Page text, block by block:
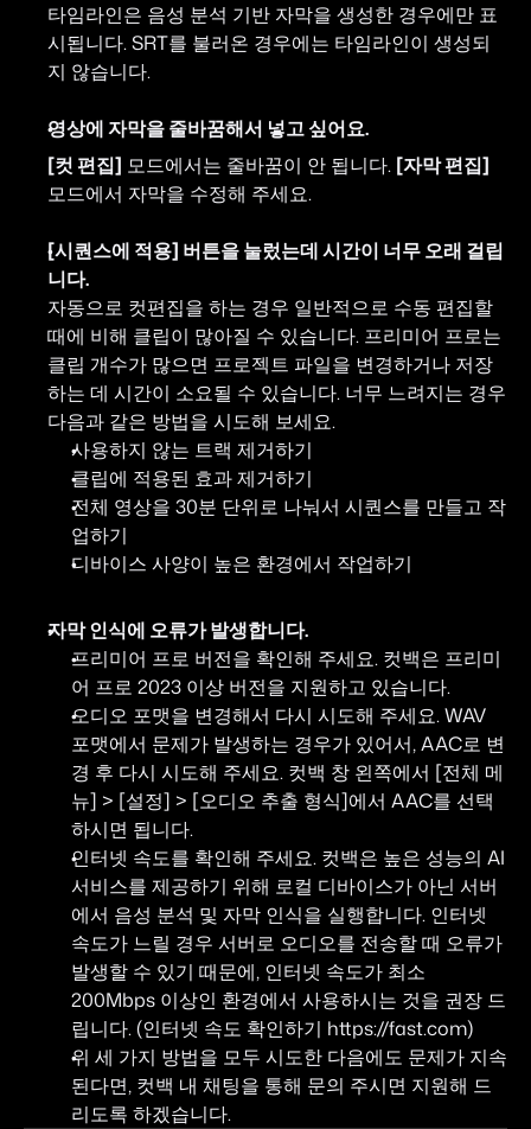
타임라인은 음성 분석 기반 자막을 생성한 경우에만 표
시됩니다. SRT를 불러온 경우에는 타임라인이 생성되
지 않습니다.
영상에 자막을 줄바꿈해서 넣고 싶어요.
[컷 편집] 모드에서는 줄바꿈이 안 됩니다. [자막 편집]
모드에서 자막을 수정해 주세요.
[시퀀스에 적용] 버튼을 눌렀는데 시간이 너무 오래 걸립
니다.
자동으로 컷편집을 하는 경우 일반적으로 수동 편집할
때에 비해 클립이 많아질 수 있습니다. 프리미어 프로는
클립 개수가 많으면 프로젝트 파일을 변경하거나 저장
하는 데 시간이 소요될 수 있습니다. 너무 느려지는 경우
다음과 같은 방법을 시도해 보세요.
사용하지 않는 트랙 제거하기
클립에 적용된 효과 제거하기
전체 영상을 30분 단위로 나눠서 시퀀스를 만들고 작
업하기
디바이스 사양이 높은 환경에서 작업하기
자막 인식에 오류가 발생합니다.
프리미어 프로 버전을 확인해 주세요. 컷백은 프리미
어 프로 2023 이상 버전을 지원하고 있습니다.
오디오 포맷을 변경해서 다시 시도해 주세요. WAV
포맷에서 문제가 발생하는 경우가 있어서, AAC로 변
경 후 다시 시도해 주세요. 컷백 창 왼쪽에서 [전체 메
뉴] > [설정] > [오디오 추출 형식]에서 AAC를 선택
하시면 됩니다.
인터넷 속도를 확인해 주세요. 컷백은 높은 성능의 AI
서비스를 제공하기 위해 로컬 디바이스가 아닌 서버
에서 음성 분석 및 자막 인식을 실행합니다. 인터넷
속도가 느릴 경우 서버로 오디오를 전송할 때 오류가
발생할 수 있기 때문에, 인터넷 속도가 최소
200Mbps 이상인 환경에서 사용하시는 것을 권장 드
립니다. (인터넷 속도 확인하기 https://fast.com)
위 세 가지 방법을 모두 시도한 다음에도 문제가 지속
된다면, 컷백 내 채팅을 통해 문의 주시면 지원해 드
리도록 하겠습니다.